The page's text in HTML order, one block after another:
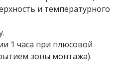
и температурного
1 часа при плюсовой
зоны монтажа).